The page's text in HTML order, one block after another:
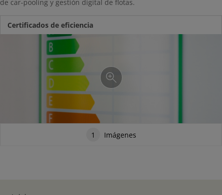
de car-pooling y gestión digital de flotas.
Certificados de eficiencia
1 Imágenes